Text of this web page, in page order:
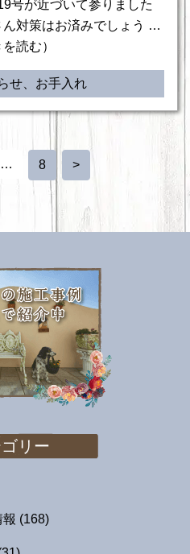
号が近づいて参りました
ん対策はお済みでしょう …
を読む）
せ、お手入れ
… 8 >
リー
(168)